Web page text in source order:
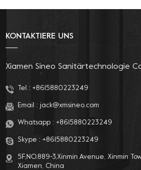
KONTAKTIERE UNS
Xiamen Sineo Sanitärtechnologie
Tel : +8615880223249
Email : jack@xmsineo.com
Whatsapp : +8615880223249
Skype : +8615880223249
5F,NO.889-3,Xinmin Avenue, Xinmin
Xiamen, China